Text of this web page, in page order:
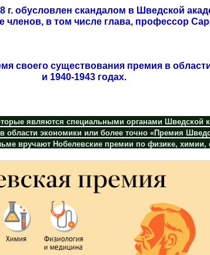
обусловлен скандалом в Шведской
членов, в том числе глава, профессор
своего существования премия в
и 1940-1943 годах.
являются специальными органами Шведской
экономики или более точно «Премия
вручают Нобелевские премии по физике,